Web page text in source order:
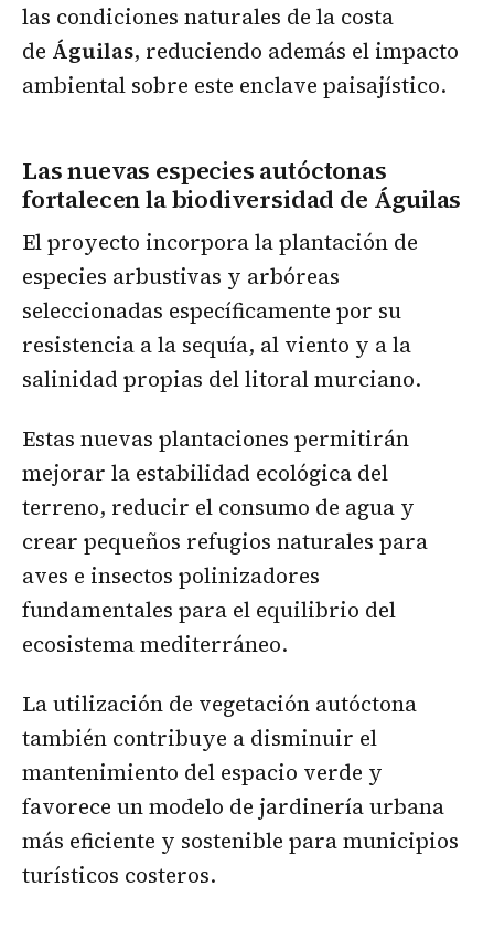
las condiciones naturales de la costa
de Águilas, reduciendo además el impacto
ambiental sobre este enclave paisajístico.
Las nuevas especies autóctonas
fortalecen la biodiversidad de Águilas
El proyecto incorpora la plantación de
especies arbustivas y arbóreas
seleccionadas específicamente por su
resistencia a la sequía, al viento y a la
salinidad propias del litoral murciano.
Estas nuevas plantaciones permitirán
mejorar la estabilidad ecológica del
terreno, reducir el consumo de agua y
crear pequeños refugios naturales para
aves e insectos polinizadores
fundamentales para el equilibrio del
ecosistema mediterráneo.
La utilización de vegetación autóctona
también contribuye a disminuir el
mantenimiento del espacio verde y
favorece un modelo de jardinería urbana
más eficiente y sostenible para municipios
turísticos costeros.